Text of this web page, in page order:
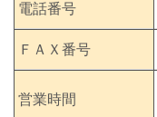
電話番号
ＦＡＸ番号
営業時間